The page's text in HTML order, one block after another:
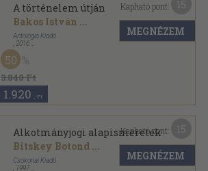
A történelem útján
Bakos István ...
Antológia Kiadó
2016
Ragasztott papírkötés
3.840 Ft
50
1.920 ,-Ft
Kapható pont:
MEGNÉZEM
Alkotmányjogi alapismeretek
Bitskey Botond ...
Csokonai Kiadó
1997
Kapható pont:
MEGNÉZEM